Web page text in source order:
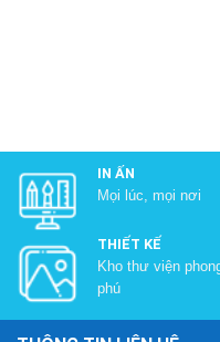
IN ẤN
Mọi lúc, mọi nơi
THIẾT KẾ
Kho thư viện
phú